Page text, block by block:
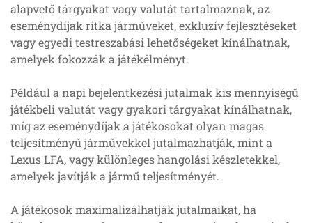
alapvető tárgyakat vagy valutát tartalmaznak, az
eseménydíjak ritka járműveket, exkluzív fejlesztéseket
vagy egyedi testreszabási lehetőségeket kínálhatnak,
amelyek fokozzák a játékélményt.
Például a napi bejelentkezési jutalmak kis mennyiségű
játékbeli valutát vagy gyakori tárgyakat kínálhatnak,
míg az eseménydíjak a játékosokat olyan magas
teljesítményű járművekkel jutalmazhatják, mint a
Lexus LFA, vagy különleges hangolási készletekkel,
amelyek javítják a jármű teljesítményét.
A játékosok maximalizálhatják jutalmaikat, ha